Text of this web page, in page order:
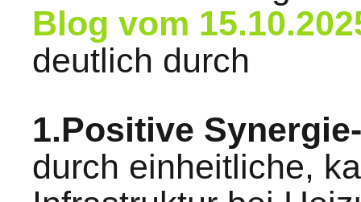
Blog vom
deutlich durch
1.Positive
durch einheitliche,